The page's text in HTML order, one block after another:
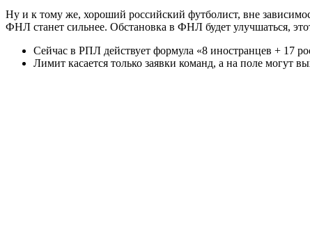
Ну и к тому же, хороший российский футболист, вне
ФНЛ станет сильнее. Обстановка в ФНЛ будет улучшаться,
Сейчас в РПЛ действует формула «8 иностранцев + 17
Лимит касается только заявки команд, а на поле могут